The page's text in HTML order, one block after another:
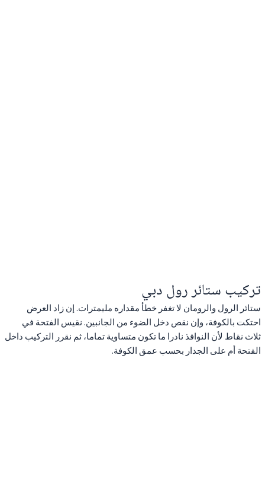
تركيب ستائر رول دبي
ستائر الرول والرومان لا تغفر خطأ مقداره مليمترات. إن زاد العرض
احتكت بالكوفة، وإن نقص دخل الضوء من الجانبين. نقيس الفتحة في
ثلاث نقاط لأن النوافذ نادرا ما تكون متساوية تماما، ثم نقرر التركيب داخل
الفتحة أم على الجدار بحسب عمق الكوفة.